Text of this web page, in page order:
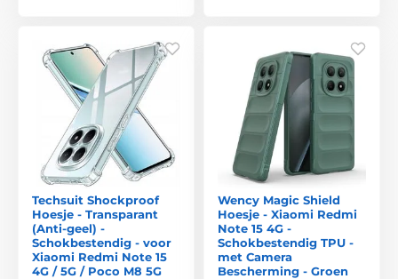
Techsuit Shockproof
Hoesje - Transparant
(Anti-geel) -
Schokbestendig - voor
Xiaomi Redmi Note 15
4G / 5G / Poco M8 5G
Wency Magic Shield
Hoesje - Xiaomi Redmi
Note 15 4G -
Schokbestendig TPU -
met Camera
Bescherming - Groen